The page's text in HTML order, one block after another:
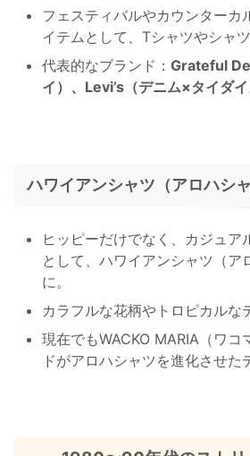
フェスティバルやカウンターカ
イテムとして、Tシャツやシャ
代表的なブランド： Grateful
イ）、Levi’s（デニム×タイダイ
ハワイアンシャツ（アロハシ
ヒッピーだけでなく、カジュア
として、ハワイアンシャツ（ア
に。
カラフルな花柄やトロピカルな
現在でもWACKO MARIA（ワコ
ドがアロハシャツを進化させた